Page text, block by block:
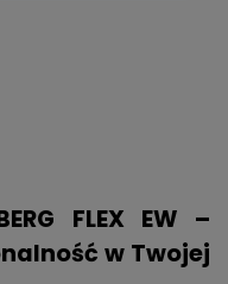
FLEX EW –
w Twojej